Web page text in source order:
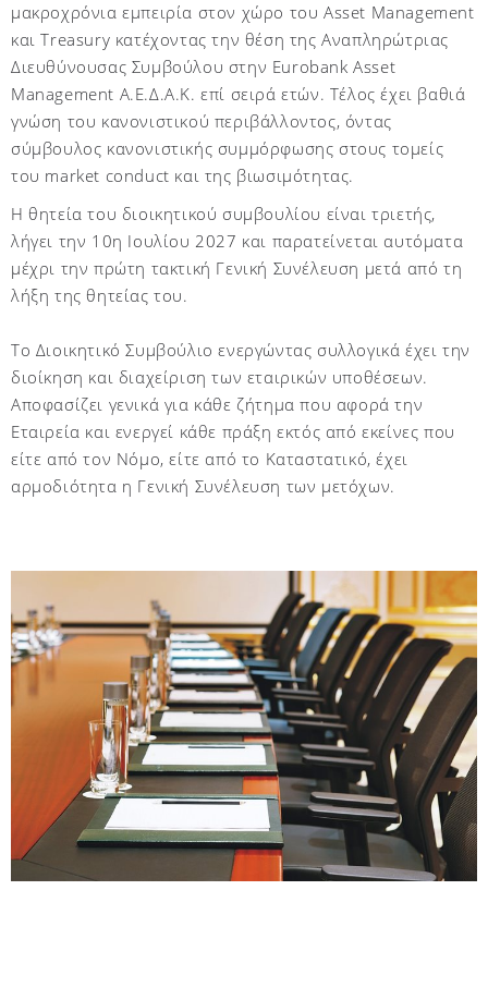
μακροχρόνια εμπειρία στον χώρο τουAsset Management
καιTreasury κατέχοντας την θέση της Αναπληρώτριας
Διευθύνουσας Συμβούλου στην Eurobank Asset
Management Α.Ε.Δ.Α.Κ. επί σειρά ετών. Τέλος έχει βαθιά
γνώση του κανονιστικού περιβάλλοντος, όντας
σύμβουλος κανονιστικής συμμόρφωσης στους τομείς
του market conduct και της βιωσιμότητας.
Η θητεία του διοικητικού συμβουλίου είναι τριετής,
λήγει την 10η Ιουλίου 2027 και παρατείνεται αυτόματα
μέχρι την πρώτη τακτική Γενική Συνέλευση μετά από τη
λήξη της θητείας του.
Το Διοικητικό Συμβούλιο ενεργώντας συλλογικά έχει την
διοίκηση και διαχείριση των εταιρικών υποθέσεων.
Αποφασίζει γενικά για κάθε ζήτημα που αφορά την
Εταιρεία και ενεργεί κάθε πράξη εκτός από εκείνες που
είτε από τον Νόμο, είτε από το Καταστατικό, έχει
αρμοδιότητα η Γενική Συνέλευση των μετόχων.